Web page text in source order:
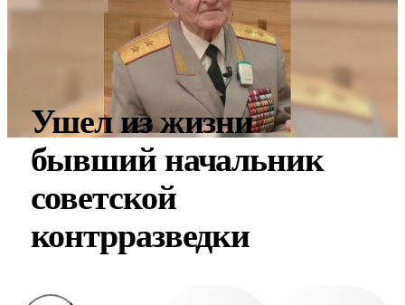
Ушел из жизни
бывший начальник
советской
контрразведки